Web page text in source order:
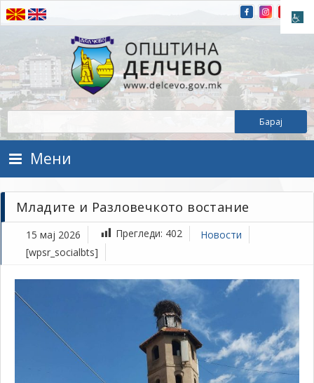
Прескокнете на содржината
Општина Делчево
Општина Делчево
Мени
Младите и Разловечкото востание
15 мај 2026 Прегледи: 402
Новости
[wpsr_socialbts]